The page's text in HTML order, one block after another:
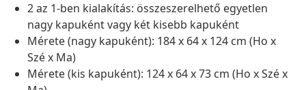
2 az 1-ben kialakítás: összeszerelhető egyetlen
nagy kapuként vagy két kisebb kapuként
Mérete (nagy kapuként): 184 x 64 x 124 cm (Ho x
Szé x Ma)
Mérete (kis kapuként): 124 x 64 x 73 cm (Ho x Szé x